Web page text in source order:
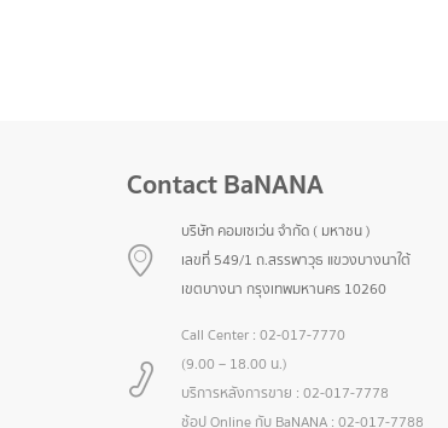
Contact BaNANA
บริษัท คอมเซเว่น จำกัด ( มหาชน )
เลขที่ 549/1 ถ.สรรพาวุธ แขวงบางนาใต้
เขตบางนา กรุงเทพมหานคร 10260
Call Center : 02-017-7770
(9.00 – 18.00 น.)
บริการหลังการขาย : 02-017-7778
ช้อป Online กับ BaNANA : 02-017-7788